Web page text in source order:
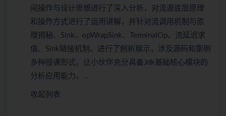
间操作与设计思想进行了深入分析，对流源底层原理
和操作方式进行了运用讲解，并针对流调用机制与原
理揭秘、Sink、opWrapSink、TerminalOp、流延迟求
值、Sink链接机制、进行了刨析展示，涉及源码和案例
多种授课形式，让小伙伴充分具备Jdk基础核心模块的
分析应用能力。…
收起列表